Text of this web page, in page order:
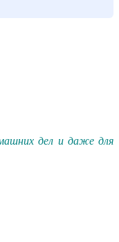
дел и даже для